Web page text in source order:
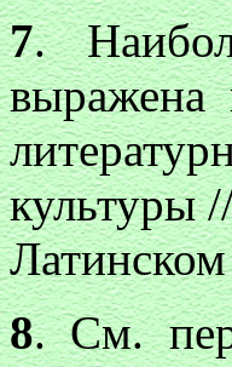
7.
выражена
культуры
8. См.